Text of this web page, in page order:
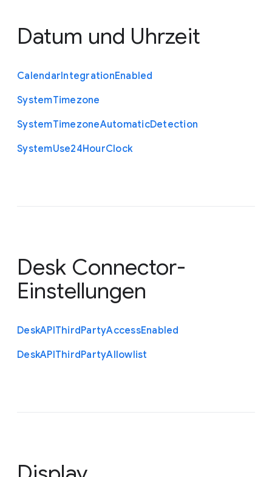
Datum und Uhrzeit
CalendarIntegrationEnabled
SystemTimezone
SystemTimezoneAutomaticDetection
SystemUse24HourClock
Desk Connector-
Einstellungen
DeskAPIThirdPartyAccessEnabled
DeskAPIThirdPartyAllowlist